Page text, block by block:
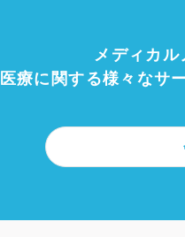
メディカ
医療に関する様々なサ